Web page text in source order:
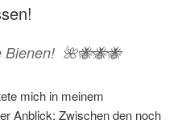
Bienen! 🌺🐝🐝🐝
mich in meinem
Anblick: Zwischen den noch